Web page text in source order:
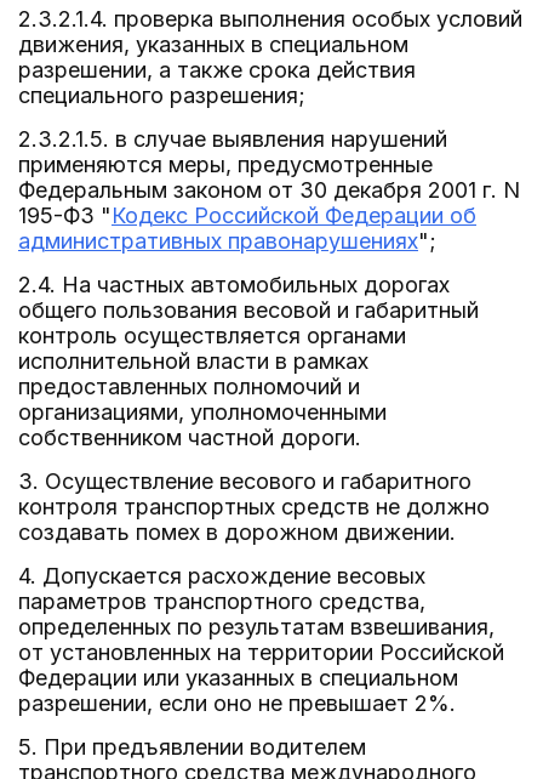
2.3.2.1.4. проверка выполнения особых условий
движения, указанных в специальном
разрешении, а также срока действия
специального разрешения;
2.3.2.1.5. в случае выявления нарушений
применяются меры, предусмотренные
Федеральным законом от 30 декабря 2001 г. N
195-ФЗ "Кодекс Российской Федерации об
административных правонарушениях";
2.4. На частных автомобильных дорогах
общего пользования весовой и габаритный
контроль осуществляется органами
исполнительной власти в рамках
предоставленных полномочий и
организациями, уполномоченными
собственником частной дороги.
3. Осуществление весового и габаритного
контроля транспортных средств не должно
создавать помех в дорожном движении.
4. Допускается расхождение весовых
параметров транспортного средства,
определенных по результатам взвешивания,
от установленных на территории Российской
Федерации или указанных в специальном
разрешении, если оно не превышает 2%.
5. При предъявлении водителем
транспортного средства международного